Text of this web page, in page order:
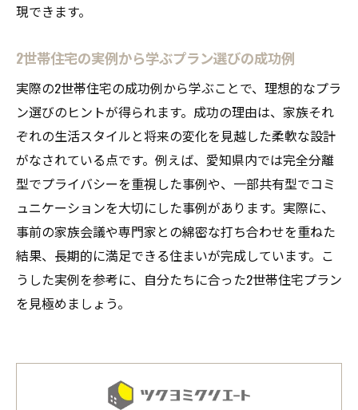
現できます。
2世帯住宅の実例から学ぶプラン選びの成功例
実際の2世帯住宅の成功例から学ぶことで、理想的なプラ
ン選びのヒントが得られます。成功の理由は、家族それ
ぞれの生活スタイルと将来の変化を見越した柔軟な設計
がなされている点です。例えば、愛知県内では完全分離
型でプライバシーを重視した事例や、一部共有型でコミ
ュニケーションを大切にした事例があります。実際に、
事前の家族会議や専門家との綿密な打ち合わせを重ねた
結果、長期的に満足できる住まいが完成しています。こ
うした実例を参考に、自分たちに合った2世帯住宅プラン
を見極めましょう。